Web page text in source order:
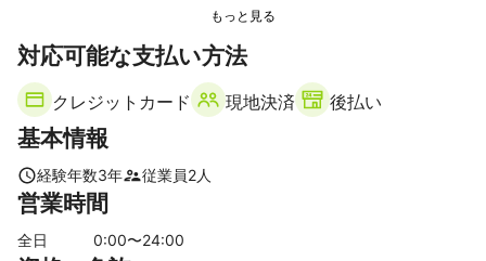
対応可能な支払い方法
クレジットカード 現地決済 後払い
基本情報
経験年数3年 従業員2人
営業時間
全日 0:00〜24:00